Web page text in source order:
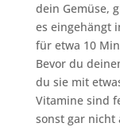
dein Gemüse,
es eingehängt
für etwa 10
Bevor du
du sie mit
Vitamine sind
sonst gar nicht